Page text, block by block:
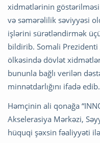
xidmətlərinin göstərilməsi
və səmərəlilik səviyyəsi
işlərini sürətləndirmək
bildirib. Somali Prezidenti
ölkəsində dövlət
bununla bağlı verilən
minnətdarlığını ifadə edib.
Həmçinin ali qonağa
Akselerasiya Mərkəzi,
hüquqi şəxsin fəaliyyəti